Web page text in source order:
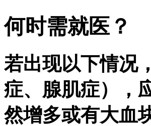
何时需就医？
若出现以下情况
症、腺肌症），
然增多或有大血